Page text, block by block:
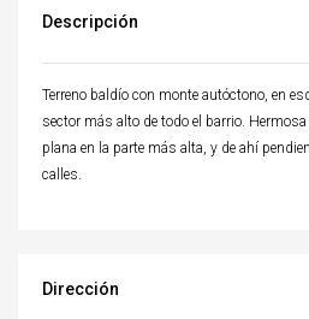
Descripción
Terreno baldío con monte autóctono, en
sector más alto de todo el barrio.
plana en la parte más alta, y de ahí
calles.
Dirección